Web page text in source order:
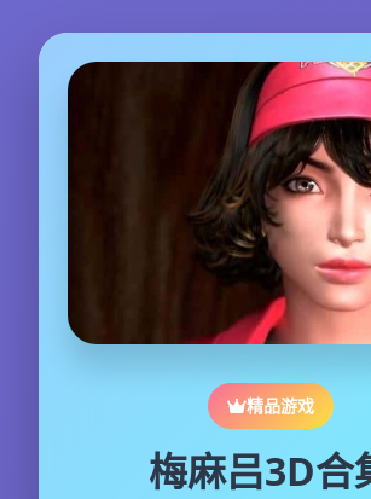
精品游戏
梅麻吕3D合